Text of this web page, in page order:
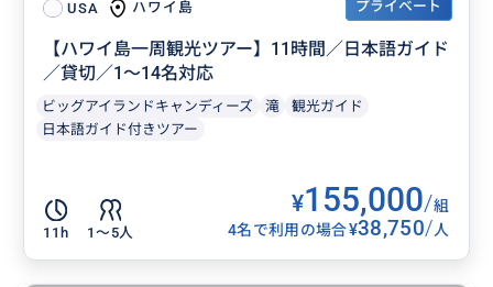
USA ハワイ島 プライベート
【ハワイ島一周観光ツアー】11時間／日本語ガイド
／貸切／1〜14名対応
ビッグアイランドキャンディーズ 滝
観光ガイド
日本語ガイド付きツアー
11h 1〜5人
¥155,000/組
4名で利用の場合¥38,750/人